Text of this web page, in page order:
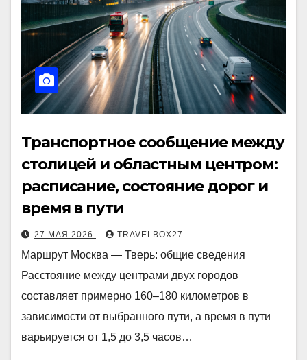
Транспортное сообщение между
столицей и областным центром:
расписание, состояние дорог и
время в пути
27 МАЯ 2026 TRAVELBOX27_
Маршрут Москва — Тверь: общие сведения
Расстояние между центрами двух городов
составляет примерно 160–180 километров в
зависимости от выбранного пути, а время в пути
варьируется от 1,5 до 3,5 часов…